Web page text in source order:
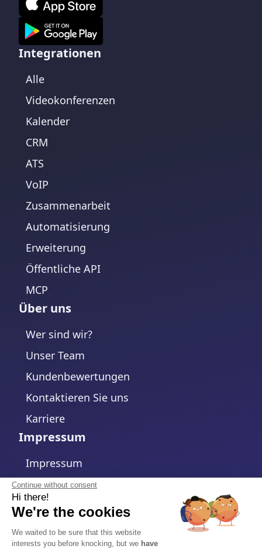
Continue without consent
Hi there!
We're the cookies
We waited to be sure that this website
interests you before knocking, but we have
Integrationen
Alle
Videokonferenzen
Kalender
CRM
ATS
VoIP
Zusammenarbeit
Automatisierung
Erweiterung
Öffentliche API
MCP
Über uns
Wer sind wir?
Unser Team
Kundenbewertungen
Kontaktieren Sie uns
Karriere
Impressum
Impressum
Datenschutzerklärung
Cookie-Richtlinie
Cookie-Einstellungen ändern